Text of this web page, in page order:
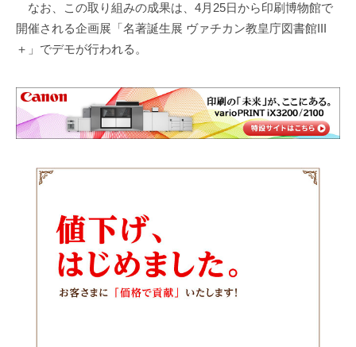
なお、この取り組みの成果は、4月25日から印刷博物館で
開催される企画展「名著誕生展 ヴァチカン教皇庁図書館III
＋」でデモが行われる。